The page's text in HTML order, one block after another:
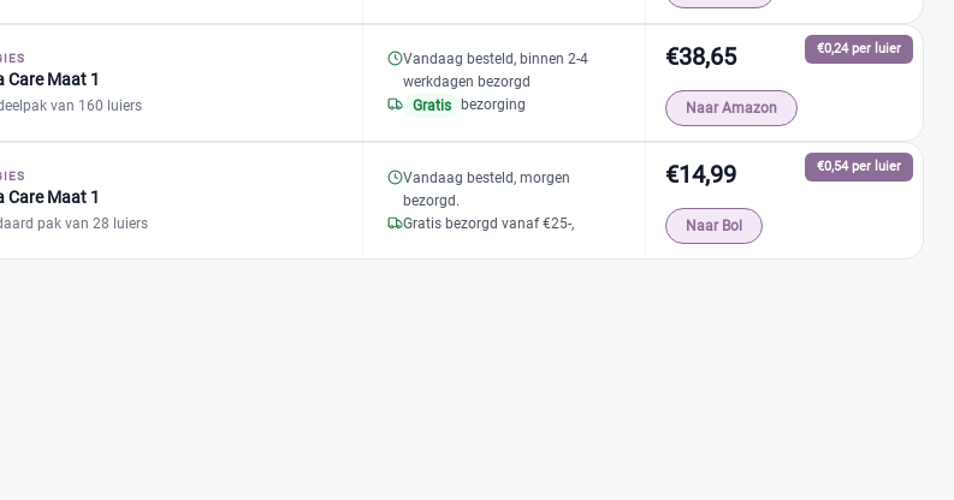
Care Maat 1
van 160 luiers
Vandaag besteld, binnen 2-4
werkdagen bezorgd
Gratis
bezorging
€0,24 per luier
€38,65
Naar Amazon
Care Maat 1
pak van 28 luiers
Vandaag besteld, morgen
bezorgd.
Gratis bezorgd vanaf €25-,
€0,54 per luier
€14,99
Naar Bol